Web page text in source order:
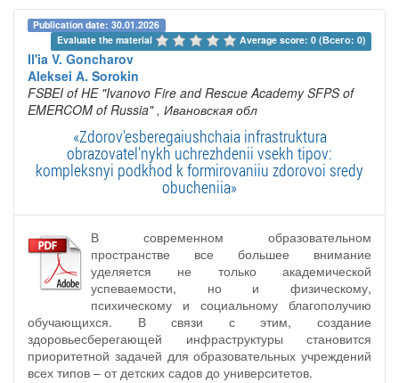
Publication date: 30.01.2026
Evaluate the material
Average score: 0 (Всего: 0)
Il'ia V. Goncharov
Aleksei A. Sorokin
FSBEI of HE "Ivanovo Fire and Rescue Academy SFPS of
EMERCOM of Russia" , Ивановская обл
«Zdorov'esberegaiushchaia infrastruktura
obrazovatel'nykh uchrezhdenii vsekh tipov:
kompleksnyi podkhod k formirovaniiu zdorovoi sredy
obucheniia»
В современном образовательном
пространстве все большее внимание
уделяется не только академической
успеваемости, но и физическому,
психическому и социальному благополучию
обучающихся. В связи с этим, создание
здоровьесберегающей инфраструктуры становится
приоритетной задачей для образовательных учреждений
всех типов – от детских садов до университетов.